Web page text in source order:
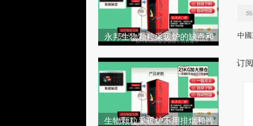
永邦生物颗粒采暖炉的缺点和
生物颗粒采暖炉不用排烟和智
订阅